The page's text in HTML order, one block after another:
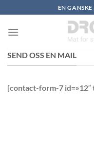
to
content
EN
SEND OSS EN MAIL
[contact-form-7